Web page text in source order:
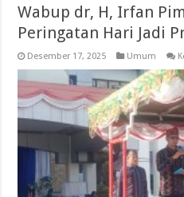
Wabup dr, H, Irfan
Peringatan Hari Jadi
Desember 17, 2025 Umum